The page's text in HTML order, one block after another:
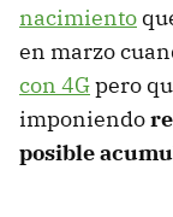
nacimiento
en marzo
con 4Gpero
imponiendo
posible